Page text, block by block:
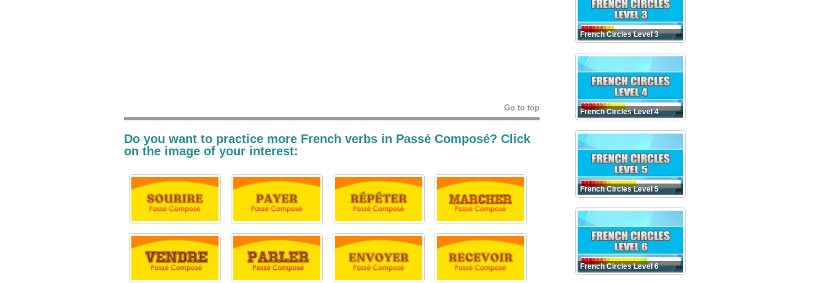
Go to top
Do you want to practice more French verbs in Passé Composé? Click
on the image of your interest:
French Circles Level 3
French Circles Level 4
French Circles Level 5
French Circles Level 6